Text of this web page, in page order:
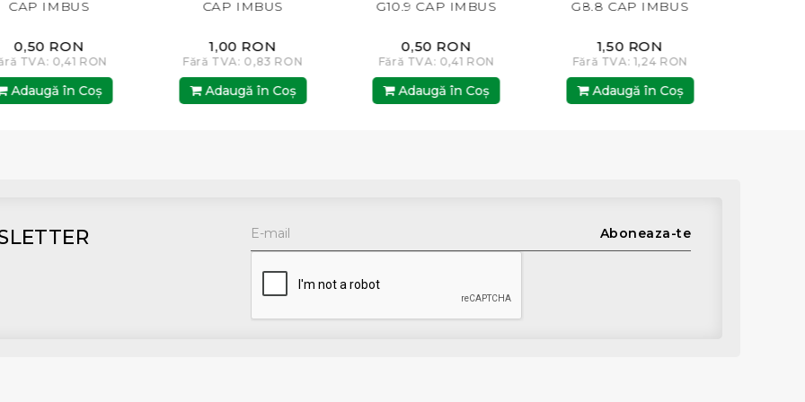
Fără TVA: 0,83 RON
Adaugă în Coş
G10.9 CAP IMBUS
Fără TVA: 0,41 RON
Adaugă în Coş
G8.8 CAP IMBUS
Fără TVA: 1,24 RON
Adaugă în Coş
Fără TVA: 0,41 RON
Aboneaza-te